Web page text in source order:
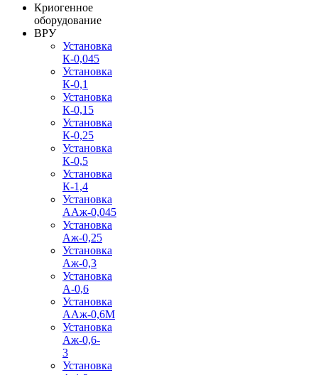
Криогенное
оборудование
ВРУ
Установка
К-0,045
Установка
К-0,1
Установка
К-0,15
Установка
К-0,25
Установка
К-0,5
Установка
К-1,4
Установка
ААж-0,045
Установка
Аж-0,25
Установка
Аж-0,3
Установка
А-0,6
Установка
ААж-0,6М
Установка
Аж-0,6-
3
Установка